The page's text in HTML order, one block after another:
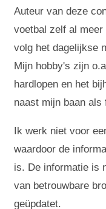
Auteur van deze
voetbal zelf al meer
volg het dagelijkse
Mijn hobby's zijn
hardlopen en het
naast mijn baan
Ik werk niet voor
waardoor de
is. De informatie is
van betrouwbare
geüpdatet.